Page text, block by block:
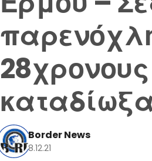
28χρονους
Border News
8.12.21